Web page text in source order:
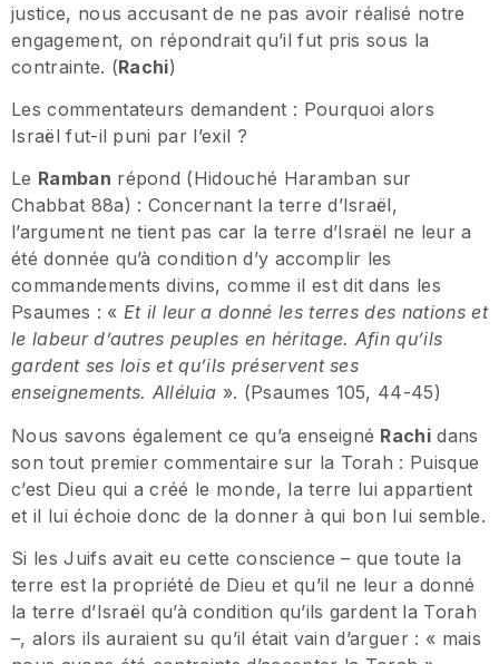
justice, nous accusant de ne pas avoir réalisé notre
engagement, on répondrait qu’il fut pris sous la
contrainte. (Rachi)
Les commentateurs demandent : Pourquoi alors
Israël fut-il puni par l’exil ?
Le Ramban répond (Hidouché Haramban sur
Chabbat 88a) : Concernant la terre d’Israël,
l’argument ne tient pas car la terre d’Israël ne leur a
été donnée qu’à condition d’y accomplir les
commandements divins, comme il est dit dans les
Psaumes : « Et il leur a donné les terres des nations et
le labeur d’autres peuples en héritage. Afin qu’ils
gardent ses lois et qu’ils préservent ses
enseignements. Alléluia ». (Psaumes 105, 44-45)
Nous savons également ce qu’a enseigné Rachi dans
son tout premier commentaire sur la Torah : Puisque
c’est Dieu qui a créé le monde, la terre lui appartient
et il lui échoie donc de la donner à qui bon lui semble.
Si les Juifs avait eu cette conscience – que toute la
terre est la propriété de Dieu et qu’il ne leur a donné
la terre d’Israël qu’à condition qu’ils gardent la Torah
–, alors ils auraient su qu’il était vain d’arguer : « mais